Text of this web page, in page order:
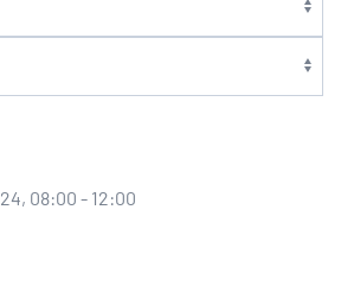
08:00 - 12:00